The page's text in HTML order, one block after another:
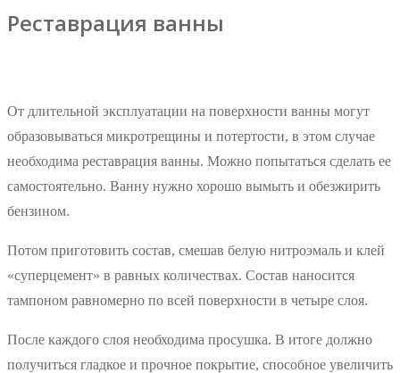
Реставрация ванны
От длительной эксплуатации на поверхности ванны могут
образовываться микротрещины и потертости, в этом случае
необходима реставрация ванны. Можно попытаться сделать ее
самостоятельно. Ванну нужно хорошо вымыть и обезжирить
бензином.
Потом приготовить состав, смешав белую нитроэмаль и клей
«суперцемент» в равных количествах. Состав наносится
тампоном равномерно по всей поверхности в четыре слоя.
После каждого слоя необходима просушка. В итоге должно
получиться гладкое и прочное покрытие, способное увеличить